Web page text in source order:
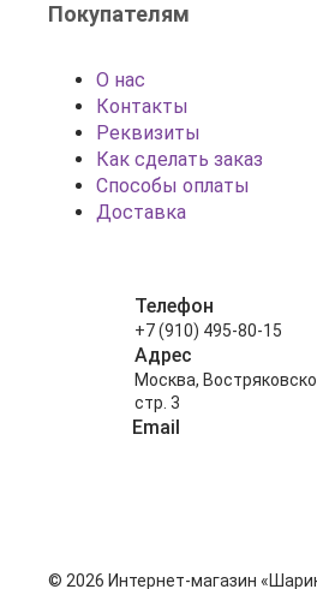
Покупателям
О нас
Контакты
Реквизиты
Как сделать заказ
Способы оплаты
Доставка
Телефон
+7 (910) 495-80-15
Адрес
Москва,
стр. 3
Email
© 2026 Интернет-магазин